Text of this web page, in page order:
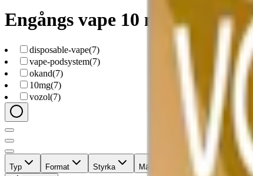
Engångs vape 10 mg
disposable-vape(7)
vape-podsystem(7)
okand(7)
10mg(7)
vozol(7)
Typ Format Styrka Märke Relevans